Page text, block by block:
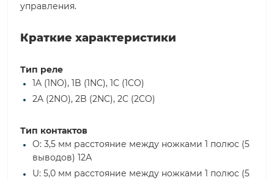
управления.
Краткие характеристики
Тип реле
1A (1NO), 1B (1NC), 1C (1CO)
2A (2NO), 2B (2NC), 2C (2CO)
Тип контактов
O: 3,5 мм расстояние между ножками 1 полюс (5
выводов) 12А
U: 5,0 мм расстояние между ножками 1 полюс (5